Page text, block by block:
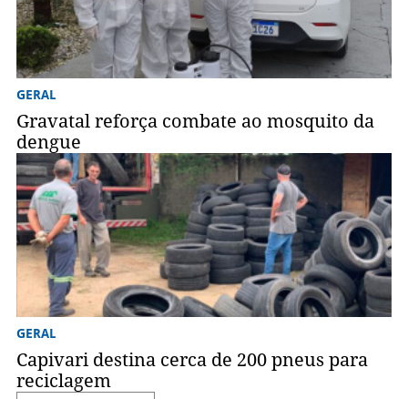
GERAL
Gravatal reforça combate ao mosquito da
dengue
GERAL
Capivari destina cerca de 200 pneus para
reciclagem